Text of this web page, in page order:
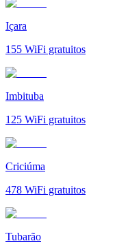
Içara
155 WiFi gratuitos
Imbituba
125 WiFi gratuitos
Criciúma
478 WiFi gratuitos
Tubarão